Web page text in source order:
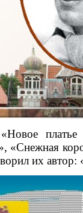
«Снежная
их автор: